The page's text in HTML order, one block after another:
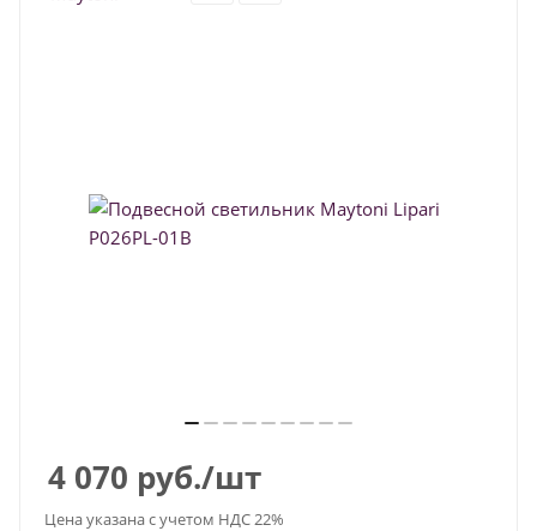
4 070 руб./шт
Цена указана с учетом НДС 22%